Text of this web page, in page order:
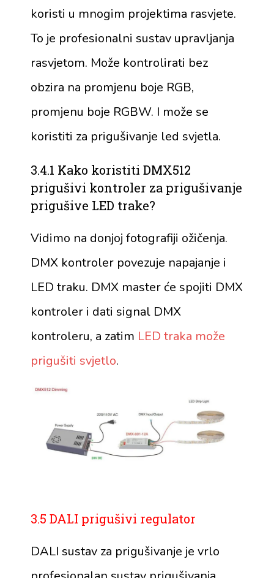
koristi u mnogim projektima rasvjete.
To je profesionalni sustav upravljanja
rasvjetom. Može kontrolirati bez
obzira na promjenu boje RGB,
promjenu boje RGBW. I može se
koristiti za prigušivanje led svjetla.
3.4.1 Kako koristiti DMX512
prigušivi kontroler za prigušivanje
prigušive LED trake?
Vidimo na donjoj fotografiji ožičenja.
DMX kontroler povezuje napajanje i
LED traku. DMX master će spojiti DMX
kontroler i dati signal DMX
kontroleru, a zatim LED traka može
prigušiti svjetlo.
3.5 DALI prigušivi regulator
DALI sustav za prigušivanje je vrlo